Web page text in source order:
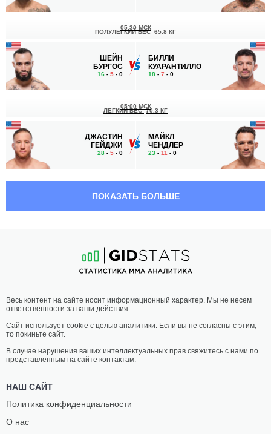
ШЕЙН
БУРГОС
16 - 5 - 0
05:30 МСК
ПОЛУЛЕГКИЙ ВЕС 65.8 КГ
БИЛЛИ
КУАРАНТИЛЛО
18 - 7 - 0
ДЖАСТИН
ГЕЙДЖИ
28 - 5 - 0
05:00 МСК
ЛЕГКИЙ ВЕС 70.3 КГ
МАЙКЛ
ЧЕНДЛЕР
23 - 11 - 0
ЯКВИНТА
14-7- 1
03:55 МСК
ЛЕГКИЙ ВЕС 70.3 КГ
ГРИН
ПОКАЗАТЬ БОЛЬШЕ
Весь контент на сайте носит информационный характер. Мы не несем
ответственности за ваши действия.
Сайт использует cookie с целью аналитики. Если вы не согласны с этим,
то покиньте сайт.
В случае нарушения ваших интеллектуальных прав свяжитесь с нами по
представленным на сайте контактам.
НАШ САЙТ
Политика конфиденциальности
О нас